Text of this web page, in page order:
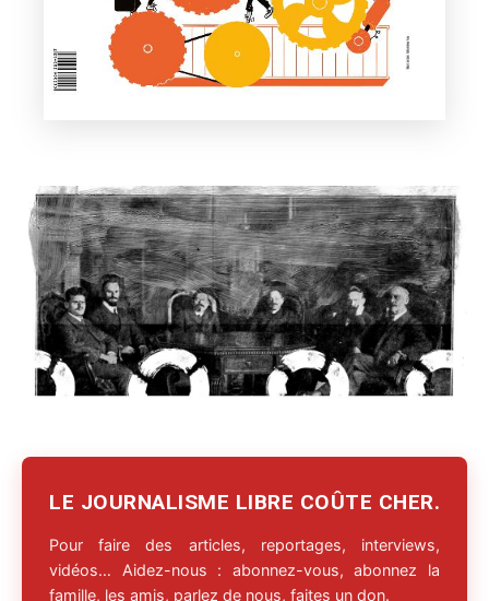
LE JOURNALISME LIBRE COÛTE CHER.
Pour faire des articles, reportages, interviews,
vidéos… Aidez-nous : abonnez-vous, abonnez la
famille, les amis, parlez de nous, faites un don.